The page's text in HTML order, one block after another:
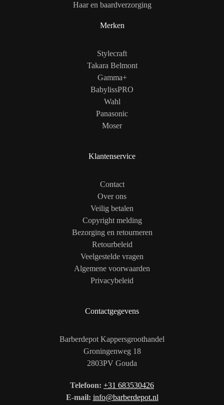
Haar en baardverzorging
Merken
Stylecraft
Takara Belmont
Gamma+
BabylissPRO
Wahl
Panasonic
Moser
Klantenservice
Contact
Over ons
Veilig betalen
Copyright melding
Bezorging en retourneren
Retourbeleid
Veelgestelde vragen
Algemene voorwaarden
Privacybeleid
Contactgegevens
Barberdepot Kappersgroothandel
Groningenweg 18
2803PV Gouda
Telefoon: +31 683530426
E-mail: info@barberdepot.nl